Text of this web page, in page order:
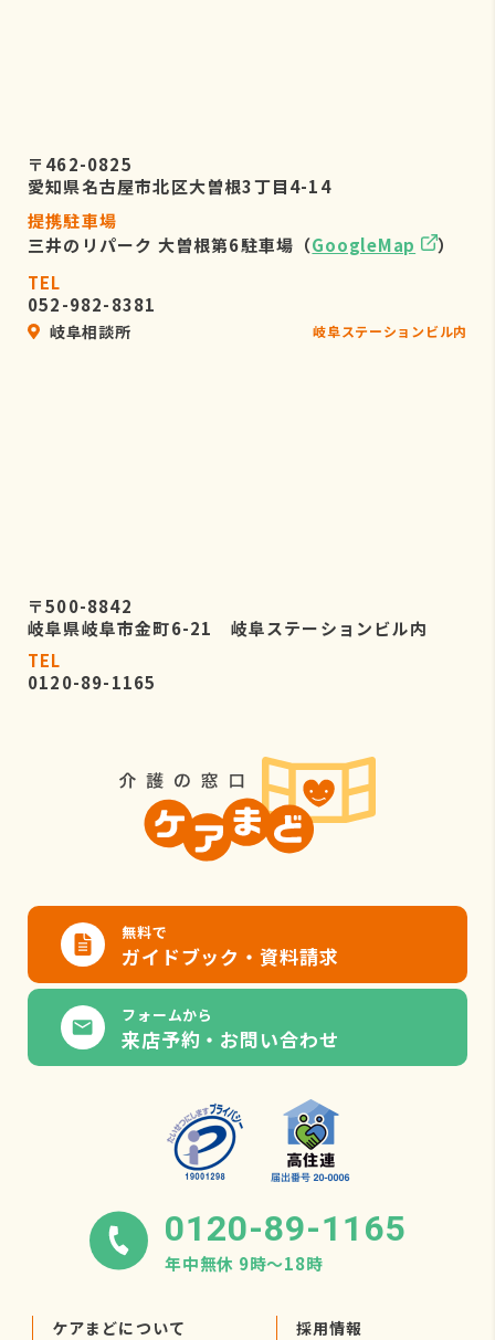
〒462-0825
愛知県名古屋市北区大曽根3丁目4-14
提携駐車場
三井のリパーク 大曽根第6駐車場（GoogleMap
）
TEL
052-982-8381
岐阜相談所 岐阜ステーションビル内
〒500-8842
岐阜県岐阜市金町6-21 岐阜ステーションビル内
TEL
0120-89-1165
無料で
ガイドブック・資料請求
フォームから
来店予約・お問い合わせ
0120-89-1165
年中無休 9時〜18時
ケアまどについて 採用情報